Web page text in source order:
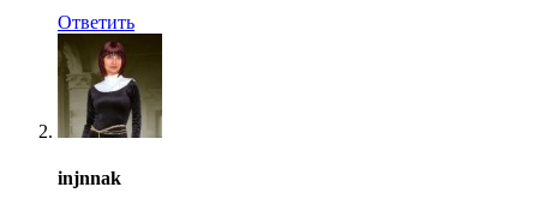
Ответить
injnnak